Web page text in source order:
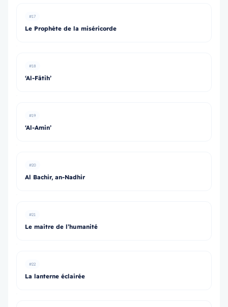
#17
Le Prophète de la miséricorde
#18
‘Al-Fātih’
#19
‘Al-Amin’
#20
Al Bachir, an-Nadhir
#21
Le maitre de l’humanité
#22
La lanterne éclairée